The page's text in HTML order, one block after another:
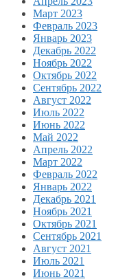
Март 2023
Февраль 2023
Январь 2023
Декабрь 2022
Ноябрь 2022
Октябрь 2022
Сентябрь 2022
Август 2022
Июль 2022
Июнь 2022
Май 2022
Апрель 2022
Март 2022
Февраль 2022
Январь 2022
Декабрь 2021
Ноябрь 2021
Октябрь 2021
Сентябрь 2021
Август 2021
Июль 2021
Июнь 2021